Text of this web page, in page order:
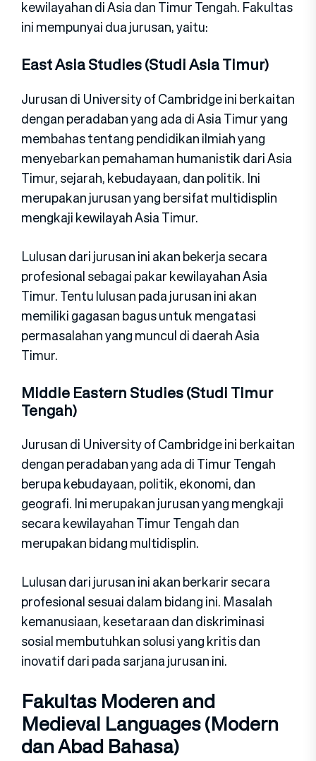
kewilayahan di Asia dan Timur Tengah. Fakultas
ini mempunyai dua jurusan, yaitu:
East Asia Studies (Studi Asia Timur)
Jurusan di University of Cambridge ini berkaitan
dengan peradaban yang ada di Asia Timur yang
membahas tentang pendidikan ilmiah yang
menyebarkan pemahaman humanistik dari Asia
Timur, sejarah, kebudayaan, dan politik. Ini
merupakan jurusan yang bersifat multidisplin
mengkaji kewilayah Asia Timur.
Lulusan dari jurusan ini akan bekerja secara
profesional sebagai pakar kewilayahan Asia
Timur. Tentu lulusan pada jurusan ini akan
memiliki gagasan bagus untuk mengatasi
permasalahan yang muncul di daerah Asia
Timur.
Middle Eastern Studies (Studi Timur
Tengah)
Jurusan di University of Cambridge ini berkaitan
dengan peradaban yang ada di Timur Tengah
berupa kebudayaan, politik, ekonomi, dan
geografi. Ini merupakan jurusan yang mengkaji
secara kewilayahan Timur Tengah dan
merupakan bidang multidisplin.
Lulusan dari jurusan ini akan berkarir secara
profesional sesuai dalam bidang ini. Masalah
kemanusiaan, kesetaraan dan diskriminasi
sosial membutuhkan solusi yang kritis dan
inovatif dari pada sarjana jurusan ini.
Fakultas Moderen and
Medieval Languages (Modern
dan Abad Bahasa)